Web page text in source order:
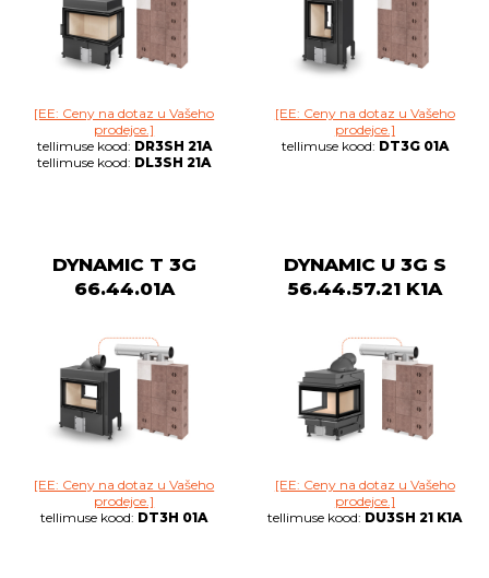
[EE: Ceny na dotaz u Vašeho
prodejce.]
tellimuse kood: DR3SH 21A
tellimuse kood: DL3SH 21A
[EE: Ceny na dotaz u Vašeho
prodejce.]
tellimuse kood: DT3G 01A
DYNAMIC T 3G
66.44.01A
[EE: Ceny na dotaz u Vašeho
prodejce.]
tellimuse kood: DT3H 01A
DYNAMIC U 3G S
56.44.57.21 K1A
[EE: Ceny na dotaz u Vašeho
prodejce.]
tellimuse kood: DU3SH 21 K1A